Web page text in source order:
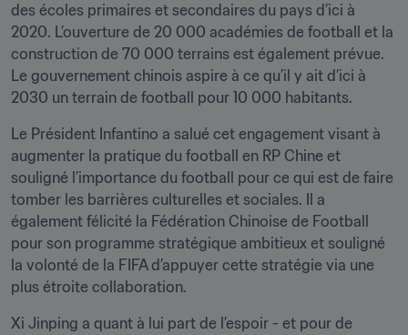
des écoles primaires et secondaires du pays d’ici à
2020. L’ouverture de 20 000 académies de football et la
construction de 70 000 terrains est également prévue.
Le gouvernement chinois aspire à ce qu’il y ait d’ici à
2030 un terrain de football pour 10 000 habitants.
Le Président Infantino a salué cet engagement visant à
augmenter la pratique du football en RP Chine et
souligné l’importance du football pour ce qui est de faire
tomber les barrières culturelles et sociales. Il a
également félicité la Fédération Chinoise de Football
pour son programme stratégique ambitieux et souligné
la volonté de la FIFA d’appuyer cette stratégie via une
plus étroite collaboration.
Xi Jinping a quant à lui part de l’espoir - et pour de